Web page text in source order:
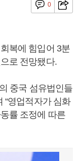
0
복에 힘입어 3분
로 전망됐다.
중국 섬유법인들
“영업적자가 심화
률 조정에 따른